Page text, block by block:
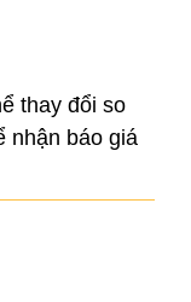
thay đổi so
nhận báo giá